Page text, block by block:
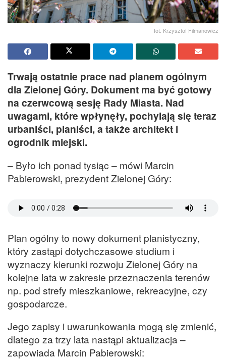
fot. Krzysztof Filmanowicz
Trwają ostatnie prace nad planem ogólnym
dla Zielonej Góry. Dokument ma być gotowy
na czerwcową sesję Rady Miasta. Nad
uwagami, które wpłynęły, pochylają się teraz
urbaniści, planiści, a także architekt i
ogrodnik miejski.
– Było ich ponad tysiąc – mówi Marcin
Pabierowski, prezydent Zielonej Góry:
Plan ogólny to nowy dokument planistyczny,
który zastąpi dotychczasowe studium i
wyznaczy kierunki rozwoju Zielonej Góry na
kolejne lata w zakresie przeznaczenia terenów
np. pod strefy mieszkaniowe, rekreacyjne, czy
gospodarcze.
Jego zapisy i uwarunkowania mogą się zmienić,
dlatego za trzy lata nastąpi aktualizacja –
zapowiada Marcin Pabierowski: